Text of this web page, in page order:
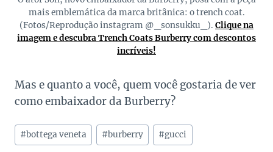
mais emblemática da marca britânica: o trench coat.
(Fotos/Reprodução instagram @_sonsukku_). Clique na
imagem e descubra Trench Coats Burberry com descontos
incríveis!
Mas e quanto a você, quem você gostaria de ver
como embaixador da Burberry?
Tags
do
#bottega veneta #burberry #gucci